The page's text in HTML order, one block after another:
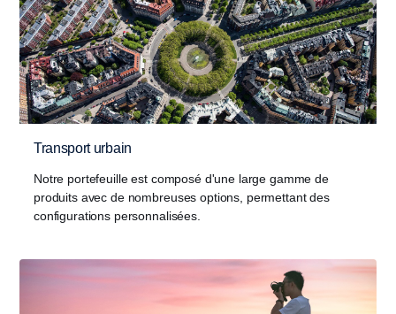
Transport urbain
Notre portefeuille est composé d'une large gamme de
produits avec de nombreuses options, permettant des
configurations personnalisées.